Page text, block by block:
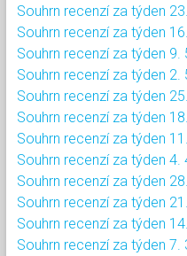
Souhrn recenzí za týden
Souhrn recenzí za týden
Souhrn recenzí za týden 9.
Souhrn recenzí za týden 2.
Souhrn recenzí za týden
Souhrn recenzí za týden
Souhrn recenzí za týden
Souhrn recenzí za týden 4.
Souhrn recenzí za týden
Souhrn recenzí za týden
Souhrn recenzí za týden
Souhrn recenzí za týden 7.